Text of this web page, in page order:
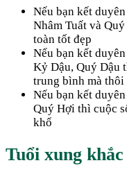
Nếu bạn kết
Nhâm Tuất và
toàn tốt đẹp
Nếu bạn kết
Kỷ Dậu, Quý Dậu
trung bình mà thôi
Nếu bạn kết
Quý Hợi thì cuộc
khổ
Tuổi xung